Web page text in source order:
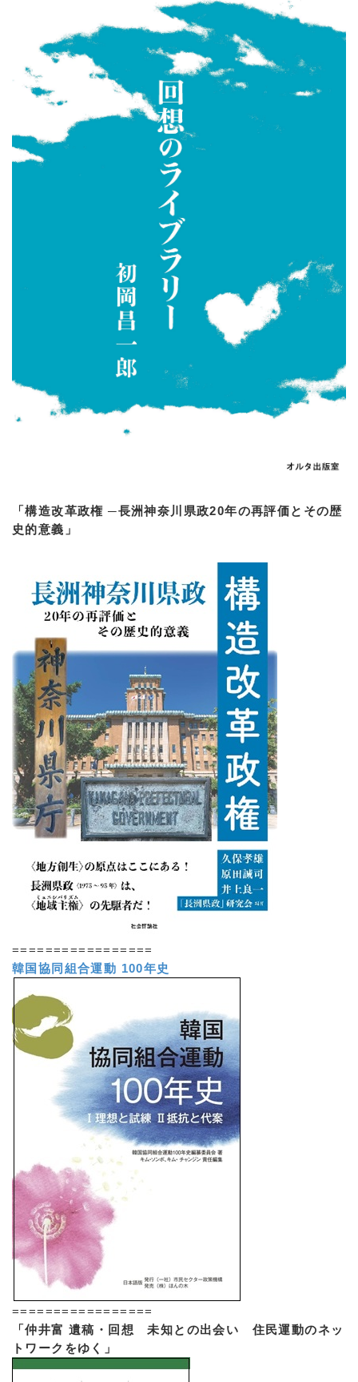
「構造改革政権 ─長洲神奈川県政20年の再評価とその歴
史的意義」
=================
韓国協同組合運動 100年史
=================
「仲井富 遺稿・回想 未知との出会い 住民運動のネッ
トワークをゆく」